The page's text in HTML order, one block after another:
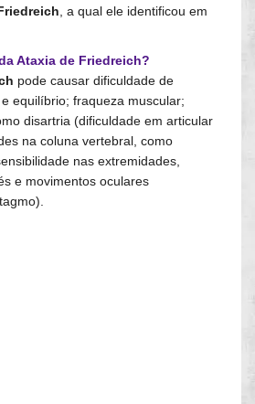
, a qual ele identificou em
Ataxia de Friedreich?
pode causar dificuldade de
equilíbrio; fraqueza muscular;
disartria (dificuldade em articular
na coluna vertebral, como
nas extremidades,
e movimentos oculares